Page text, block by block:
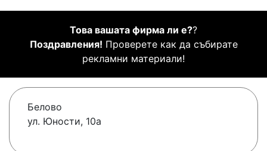
Това вашата фирма ли е??
Поздравления! Проверете как да събирате
рекламни материали!
Белово
ул. Юности, 10а